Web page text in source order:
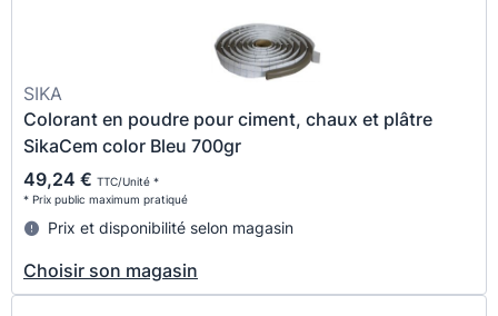
SIKA
Colorant en poudre pour ciment, chaux et plâtre
SikaCem color Bleu 700gr
49,24 € TTC/Unité *
* Prix public maximum pratiqué
Prix et disponibilité selon magasin
Choisir son magasin